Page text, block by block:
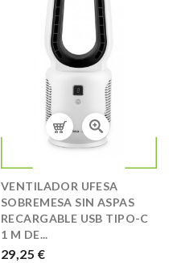
VENTILADOR UFESA
SOBREMESA SIN ASPAS
RECARGABLE USB TIPO-C
1 M DE...
PRECIO
29,25 €